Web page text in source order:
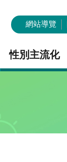
網站導覽
性別主流化